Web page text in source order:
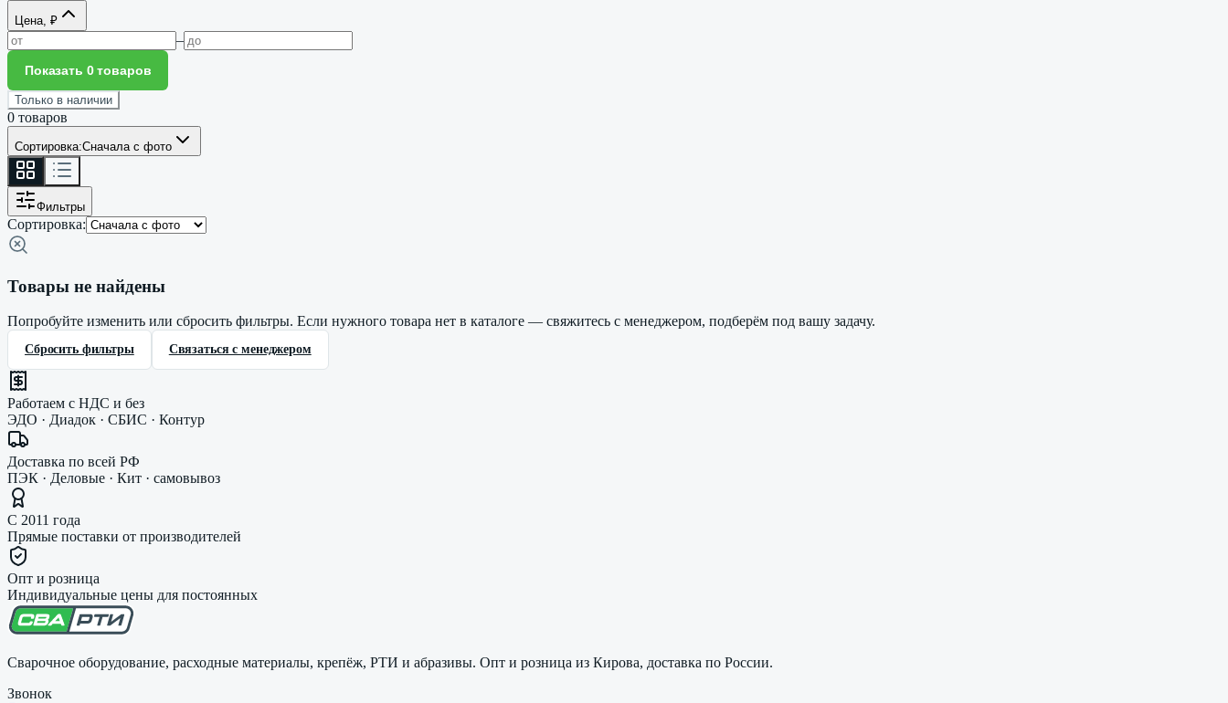
Цена, ₽
–
Показать 0 товаров
Только в наличии
0 товаров
Сортировка:Сначала с фото
Фильтры
Сортировка:
Товары не найдены
Попробуйте изменить или сбросить фильтры. Если нужного товара нет в каталоге — свяжитесь с менеджером, подберём под вашу задачу.
Сбросить фильтры Связаться с менеджером
Работаем с НДС и без
ЭДО · Диадок · СБИС · Контур
Доставка по всей РФ
ПЭК · Деловые · Кит · самовывоз
С 2011 года
Прямые поставки от производителей
Опт и розница
Индивидуальные цены для постоянных
Сварочное оборудование, расходные материалы, крепёж, РТИ и абразивы. Опт и розница из Кирова, доставка по России.
Звонок